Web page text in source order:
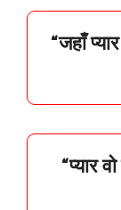
“जहाँ
“प्यारवो